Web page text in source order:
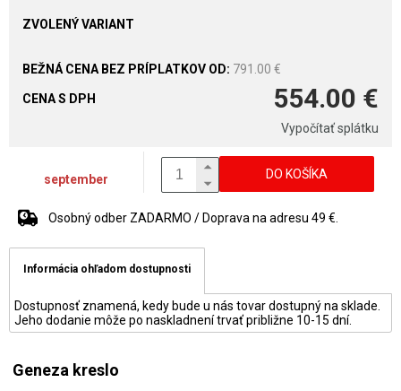
ZVOLENÝ VARIANT
791.00 €
554.00 €
CENA S DPH
Vypočítať splátku
september DO KOŠÍKA
Osobný odber ZADARMO / Doprava na adresu 49 €.
Informácia ohľadom dostupnosti
Dostupnosť znamená, kedy bude u nás tovar dostupný na sklade.
Jeho dodanie môže po naskladnení trvať približne 10-15 dní.
Geneza kreslo